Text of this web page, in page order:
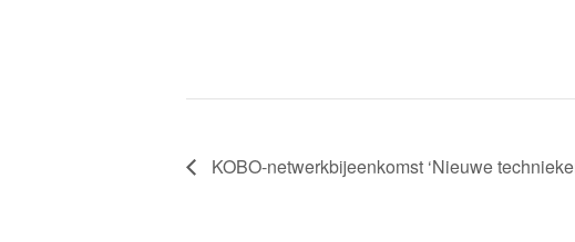
KOBO-netwerkbijeenkomst ‘Nieuwe